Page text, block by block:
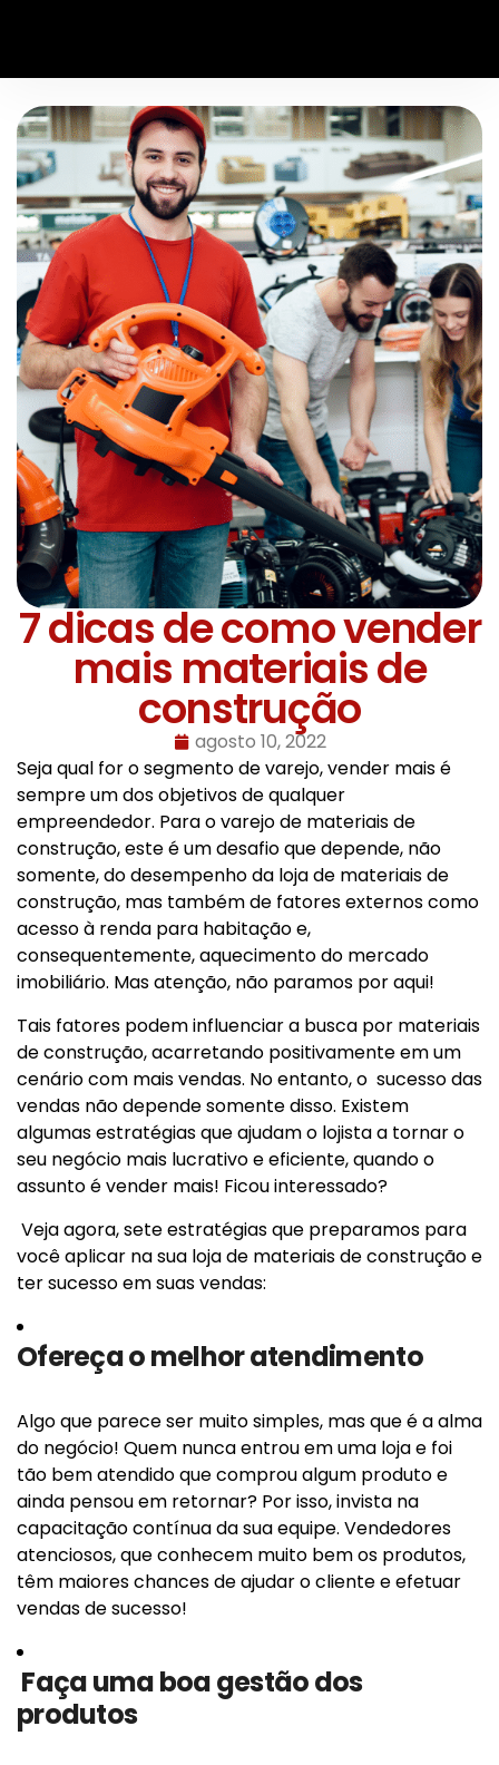
7 dicas de como vender
mais materiais de
construção
agosto 10, 2022
Seja qual for o segmento de varejo, vender mais é
sempre um dos objetivos de qualquer
empreendedor. Para o varejo de materiais de
construção, este é um desafio que depende, não
somente, do desempenho da loja de materiais de
construção, mas também de fatores externos como
acesso à renda para habitação e,
consequentemente, aquecimento do mercado
imobiliário. Mas atenção, não paramos por aqui!
Tais fatores podem influenciar a busca por materiais
de construção, acarretando positivamente em um
cenário com mais vendas. No entanto, o sucesso das
vendas não depende somente disso. Existem
algumas estratégias que ajudam o lojista a tornar o
seu negócio mais lucrativo e eficiente, quando o
assunto é vender mais! Ficou interessado?
Veja agora, sete estratégias que preparamos para
você aplicar na sua loja de materiais de construção e
ter sucesso em suas vendas:
Ofereça o melhor atendimento
Algo que parece ser muito simples, mas que é a alma
do negócio! Quem nunca entrou em uma loja e foi
tão bem atendido que comprou algum produto e
ainda pensou em retornar? Por isso, invista na
capacitação contínua da sua equipe. Vendedores
atenciosos, que conhecem muito bem os produtos,
têm maiores chances de ajudar o cliente e efetuar
vendas de sucesso!
Faça uma boa gestão dos
produtos